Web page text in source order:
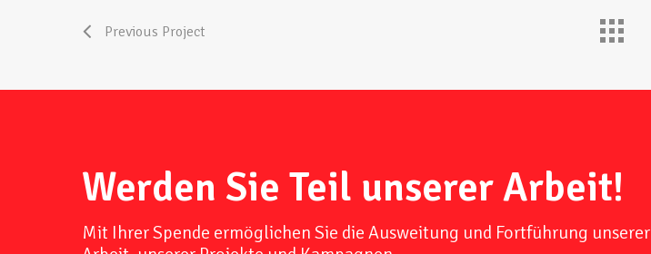
Previous Project
Werden Sie Teil unserer Arbeit!
Mit Ihrer Spende ermöglichen Sie die Ausweitung und Fortführung unserer